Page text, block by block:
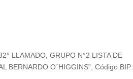
LLAMADO, GRUPO N°2 LISTA DE
BERNARDO O´HIGGINS”, Código BIP: